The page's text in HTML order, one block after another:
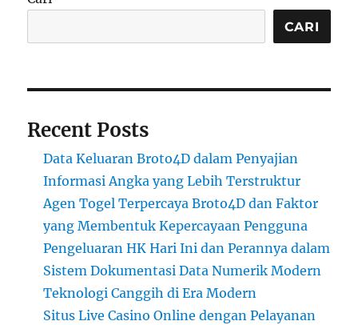
CARI
Recent Posts
Data Keluaran Broto4D dalam Penyajian
Informasi Angka yang Lebih Terstruktur
Agen Togel Terpercaya Broto4D dan Faktor
yang Membentuk Kepercayaan Pengguna
Pengeluaran HK Hari Ini dan Perannya dalam
Sistem Dokumentasi Data Numerik Modern
Teknologi Canggih di Era Modern
Situs Live Casino Online dengan Pelayanan